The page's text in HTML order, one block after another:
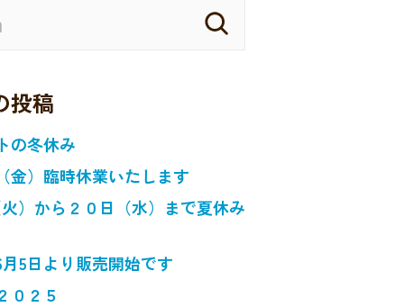
投稿
の冬休み
金）臨時休業いたします
）から２０日（水）まで夏休み
5日より販売開始です
０２５